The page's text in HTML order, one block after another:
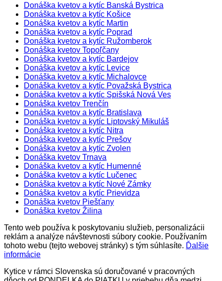
Donáška kvetov a kytíc Banská Bystrica
Donáška kvetov a kytíc Košice
Donáška kvetov a kytíc Martin
Donáška kvetov a kytíc Poprad
Donáška kvetov a kytíc Ružomberok
Donáška kvetov Topoľčany
Donáška kvetov a kytíc Bardejov
Donáška kvetov a kytíc Levice
Donáška kvetov a kytíc Michalovce
Donáška kvetov a kytíc Považská Bystrica
Donáška kvetov a kytíc Spišská Nová Ves
Donáška kvetov Trenčín
Donáška kvetov a kytíc Bratislava
Donáška kvetov a kytíc Liptovský Mikuláš
Donáška kvetov a kytíc Nitra
Donáška kvetov a kytíc Prešov
Donáška kvetov a kytíc Zvolen
Donáška kvetov Trnava
Donáška kvetov a kytíc Humenné
Donáška kvetov a kytíc Lučenec
Donáška kvetov a kytíc Nové Zámky
Donáška kvetov a kytíc Prievidza
Donáška kvetov Piešťany
Donáška kvetov Žilina
Tento web používa k poskytovaniu služieb, personalizácii
reklám a analýze návštevnosti súbory cookie. Používaním
tohoto webu (tejto webovej stránky) s tým súhlasíte. Ďalšie
informácie
Kytice v rámci Slovenska sú doručované v pracovných